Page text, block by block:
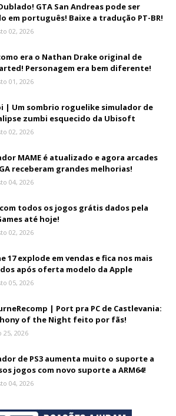
GTA San Andreas pode ser
em português! Baixe a tradução PT-BR!
02, 2026
era o Nathan Drake original de
Personagem era bem diferente!
01, 2026
| Um sombrio roguelike simulador de
zumbi esquecido da Ubisoft
02, 2026
MAME é atualizado e agora arcades
receberam grandes melhorias!
04, 2026
todos os jogos grátis dados pela
até hoje!
02, 2026
17 explode em vendas e fica nos mais
após oferta modelo da Apple
05, 2026
| Port pra PC de Castlevania:
of the Night feito por fãs!
25, 2026
de PS3 aumenta muito o suporte a
jogos com novo suporte a ARM64!
04, 2026